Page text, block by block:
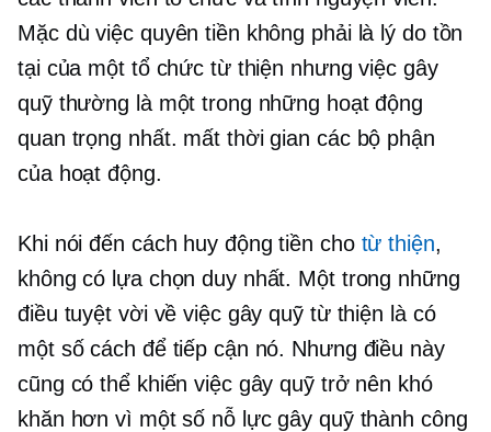
Mặc dù việc quyên tiền không phải là lý do tồn
tại của một tổ chức từ thiện nhưng việc gây
quỹ thường là một trong những hoạt động
quan trọng nhất. mất thời gian các bộ phận
của hoạt động.
Khi nói đến cách huy động tiền cho từ thiện,
không có lựa chọn duy nhất. Một trong những
điều tuyệt vời về việc gây quỹ từ thiện là có
một số cách để tiếp cận nó. Nhưng điều này
cũng có thể khiến việc gây quỹ trở nên khó
khăn hơn vì một số nỗ lực gây quỹ thành công